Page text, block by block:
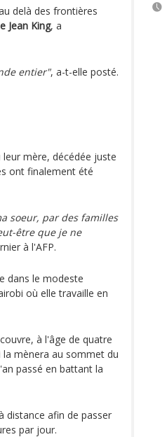
delà des frontières
Jean King, a
entier", a-t-elle posté.
mère, décédée juste
ont finalement été
soeur, par des familles
être que je ne
à l'AFP.
dans le modeste
où elle travaille en
à l'âge de quatre
mènera au sommet du
passé en battant la
distance afin de passer
par jour.